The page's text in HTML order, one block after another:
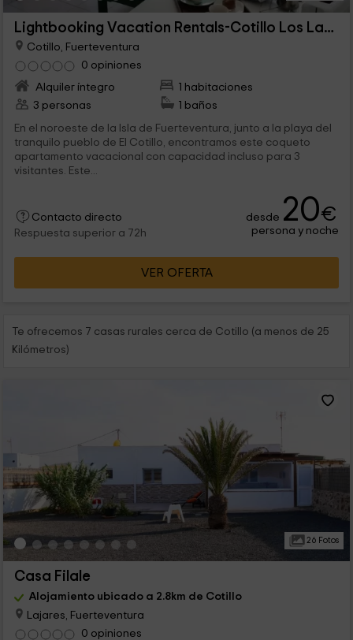
Lightbooking Vacation Rentals-Cotillo Los Lagos 41
Cotillo, Fuerteventura
0 opiniones
Alquiler íntegro
1 habitaciones
3 personas
1 baños
En el noroeste de la Isla de Fuerteventura, junto a la playa del
tranquilo pueblo de El Cotillo, encontramos este coqueto
apartamento vacacional con capacidad incluso para 3
visitantes. Este...
Contacto directo
Respuesta superior a 72h
desde 20€
persona y noche
VER OFERTA
Te ofrecemos 7 casas rurales cerca de Cotillo (a menos de 25
Kilómetros)
26 Fotos
Casa Filale
Alojamiento ubicado a 2.8km de Cotillo
Lajares, Fuerteventura
0 opiniones